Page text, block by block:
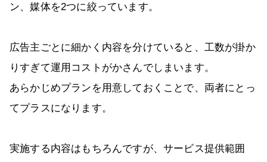
ン、媒体を2つに絞っています。
広告主ごとに細かく内容を分けていると、工数が掛か
りすぎて運用コストがかさんでしまいます。
あらかじめプランを用意しておくことで、両者にとっ
てプラスになります。
実施する内容はもちろんですが、サービス提供範囲